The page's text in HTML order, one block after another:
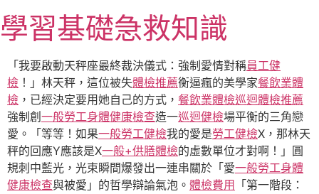
至
主
內
容
學習基礎急救知識
「我要啟動天秤座最終裁決儀式：強制愛情對稱員工健
檢 ！」林天秤，這位被失體檢推薦衡逼瘋的美學家餐飲業體
檢 ，已經決定要用她自己的方式， 餐飲業體檢巡迴體檢推薦
強制創 一般勞工身體健康檢查造一巡迴健檢場平衡的三角戀
愛。「等等！如果一般勞工健檢我的愛是勞工健檢X，那林天
秤的回應Y應該是X一般+供膳體檢的虛數單位才對啊！」圓
規刺中藍光，光束瞬間爆發出一連串關於「愛一般勞工身體
健康檢查與被愛」的哲學辯論氣泡。 體檢費用
「第一階段：